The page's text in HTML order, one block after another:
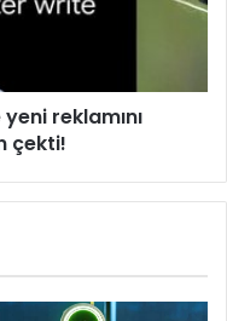
reklamını
çekti!